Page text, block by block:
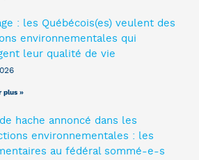
: les Québécois(es) veulent des
environnementales qui
leur qualité de vie
plus »
hache annoncé dans les
environnementales : les
au fédéral sommé-e-s